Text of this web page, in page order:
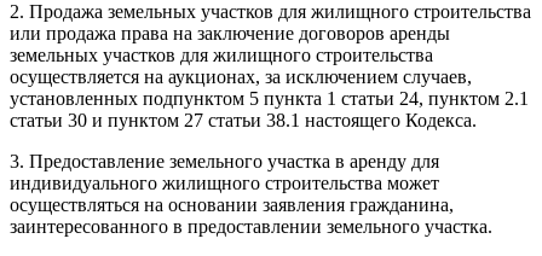
2. Продажа земельных участков для жилищного строительства
или продажа права на заключение договоров аренды
земельных участков для жилищного строительства
осуществляется на аукционах, за исключением случаев,
установленных подпунктом 5 пункта 1 статьи 24, пунктом 2.1
статьи 30 и пунктом 27 статьи 38.1 настоящего Кодекса.
3. Предоставление земельного участка в аренду для
индивидуального жилищного строительства может
осуществляться на основании заявления гражданина,
заинтересованного в предоставлении земельного участка.